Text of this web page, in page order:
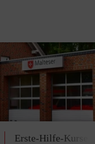
Erste-Hilfe-Kurse